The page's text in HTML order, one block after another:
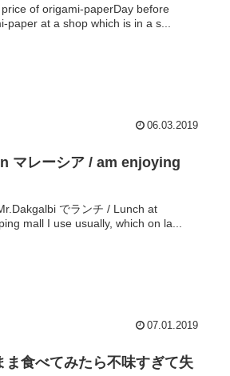
of origami-paperDay before
at a shop which is in a s...
06.03.2019
マレーシア / am enjoying
でランチ / Lunch at
mall I use usually, which on la...
07.01.2019
食べてみたら不味すぎて失